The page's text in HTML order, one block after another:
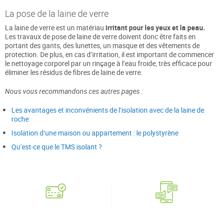
La pose de la laine de verre
La laine de verre est un matériau irritant pour les yeux et la peau.
Les travaux de pose de laine de verre doivent donc être faits en
portant des gants, des lunettes, un masque et des vêtements de
protection. De plus, en cas d’irritation, il est important de commencer
le nettoyage corporel par un rinçage à l’eau froide, très efficace pour
éliminer les résidus de fibres de laine de verre.
Nous vous recommandons ces autres pages :
Les avantages et inconvénients de l’isolation avec de la laine de
roche
Isolation d’une maison ou appartement : le polystyrène
Qu’est-ce que le TMS isolant ?